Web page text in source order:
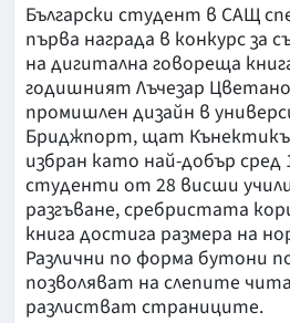
Български студент в САЩ
първа награда в конкурс за
на дигитална говореща
годишният Лъчезар
промишлен дизайн в
Бриджпорт, щат
избран като най-добър сред
студенти от 28 висши
разгъване, сребристата
книга достига размера на
Различни по форма бутони
позволяват на слепите
разлистват страниците.